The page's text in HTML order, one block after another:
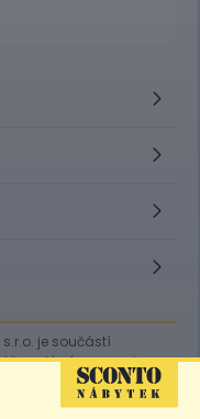
s.r.o. je součástí
který provozuje
Sconto.